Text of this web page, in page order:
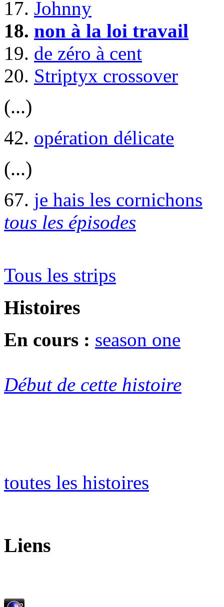
17. Johnny
18. non à la loi travail
19. de zéro à cent
20. Striptyx crossover
(...)
42. opération délicate
(...)
67. je hais les cornichons
tous les épisodes
Tous les strips
Histoires
En cours : season one
Début de cette histoire
toutes les histoires
Liens